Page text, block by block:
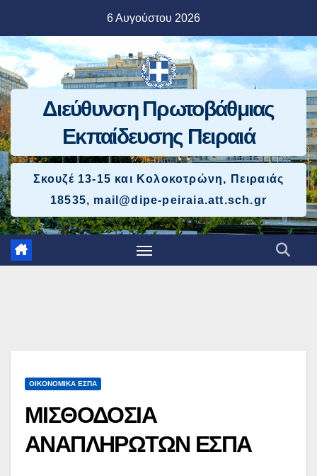
περιεχόμενο
6 Αυγούστου 2026
Διεύθυνση Πρωτοβάθμιας
Εκπαίδευσης Πειραιά
Σκουζέ 13-15 και Κολοκοτρώνη, Πειραιάς
18535, mail@dipe-peiraia.att.sch.gr
ΟΙΚΟΝΟΜΙΚΆ ΕΣΠΑ
ΜΙΣΘΟΔΟΣΙΑ
ΑΝΑΠΛΗΡΩΤΩΝ ΕΣΠΑ